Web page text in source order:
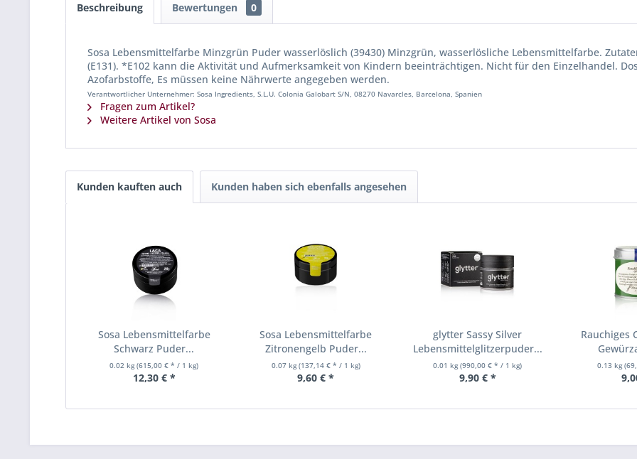
Beschreibung Bewertungen 0
Sosa Lebensmittelfarbe Minzgrün Puder wasserlöslich (39430) Minzgrün, wasserlösliche Lebensmittelfarbe.
(E131). *E102 kann die Aktivität und Aufmerksamkeit von Kindern beeinträchtigen. Nicht für den Einzelhandel.
Azofarbstoffe, Es müssen keine Nährwerte angegeben werden.
Verantwortlicher Unternehmer: Sosa Ingredients, S.L.U. Colonia Galobart S/N, 08270 Navarcles, Barcelona, Spanien
Fragen zum Artikel?
Weitere Artikel von Sosa
Kunden kauften auch Kunden haben sich ebenfalls angesehen
Sosa Lebensmittelfarbe
Schwarz Puder...
0.02 kg(615,00 € * / 1 kg)
12,30 € *
Sosa Lebensmittelfarbe
Zitronengelb Puder...
0.07 kg(137,14 € * / 1 kg)
9,60 € *
glytter Sassy Silver
Lebensmittelglitzerpuder...
0.01 kg(990,00 € * / 1 kg)
9,90 € *
Rauchiges
0.13 kg